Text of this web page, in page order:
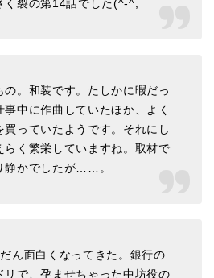
く裂の第14話でした(^-^;
。和装です。たしかに暇だっ
中に作曲していたほか、よく
買っていたようです。それにし
らく繁栄していますね。取材で
静かでしたが……。
ん面白くなってきた。銀行の
リで、孕ませちゃった中坊役の